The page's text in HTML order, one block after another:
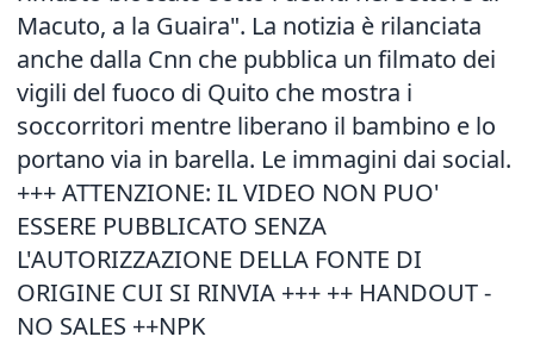
Macuto, a la Guaira". La notizia è rilanciata
anche dalla Cnn che pubblica un filmato dei
vigili del fuoco di Quito che mostra i
soccorritori mentre liberano il bambino e lo
portano via in barella. Le immagini dai social.
+++ ATTENZIONE: IL VIDEO NON PUO'
ESSERE PUBBLICATO SENZA
L'AUTORIZZAZIONE DELLA FONTE DI
ORIGINE CUI SI RINVIA +++ ++ HANDOUT -
NO SALES ++NPK